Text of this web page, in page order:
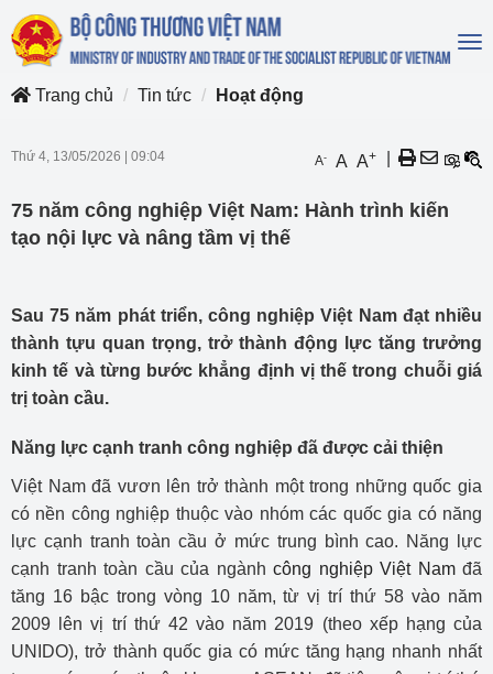
Trang chủ
Tin tức Hoạt động
Thứ 4, 13/05/2026 09:04 A- A A+
75 năm công nghiệp Việt Nam: Hành trình kiến
tạo nội lực và nâng tầm vị thế
Sau 75 năm phát triển, công nghiệp Việt Nam đạt nhiều
thành tựu quan trọng, trở thành động lực tăng trưởng
kinh tế và từng bước khẳng định vị thế trong chuỗi giá
trị toàn cầu.
Năng lực cạnh tranh công nghiệp đã được cải thiện
Việt Nam đã vươn lên trở thành một trong những quốc gia
có nền công nghiệp thuộc vào nhóm các quốc gia có năng
lực cạnh tranh toàn cầu ở mức trung bình cao. Năng lực
cạnh tranh toàn cầu của ngành công nghiệp Việt Namđã
tăng 16 bậc trong vòng 10 năm, từ vị trí thứ 58 vào năm
2009 lên vị trí thứ 42 vào năm 2019 (theo xếp hạng của
UNIDO), trở thành quốc gia có mức tăng hạng nhanh nhất